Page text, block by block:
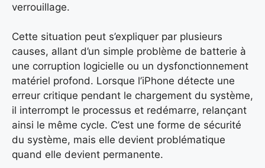
verrouillage.
Cette situation peut s’expliquer par plusieurs
causes, allant d’un simple problème de batterie à
une corruption logicielle ou un dysfonctionnement
matériel profond. Lorsque l’iPhone détecte une
erreur critique pendant le chargement du système,
il interrompt le processus et redémarre, relançant
ainsi le même cycle. C’est une forme de sécurité
du système, mais elle devient problématique
quand elle devient permanente.